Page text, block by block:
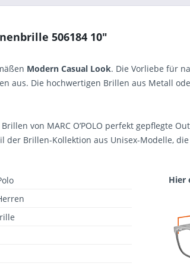
506184 10"
Modern Casual Look. Die Vorliebe für
aus. Die hochwertigen Brillen aus Metall
von MARC O’POLO perfekt gepflegte
Brillen-Kollektion aus Unisex-Modelle,
Hier